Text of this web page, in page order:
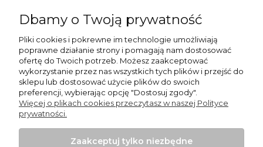
Pomoc
Dostawa i płatności
Moje konto
Gwarancja i zwroty
Dbamy o Twoją prywatność
Pliki cookies i pokrewne im technologie umożliwiają
poprawne działanie strony i pomagają nam dostosować
ofertę do Twoich potrzeb. Możesz zaakceptować
wykorzystanie przez nas wszystkich tych plików i przejść do
sklepu lub dostosować użycie plików do swoich
preferencji, wybierając opcję "Dostosuj zgody".
Więcej o plikach cookies przeczytasz w naszej Polityce
prywatności.
Zaakceptuj tylko niezbędne